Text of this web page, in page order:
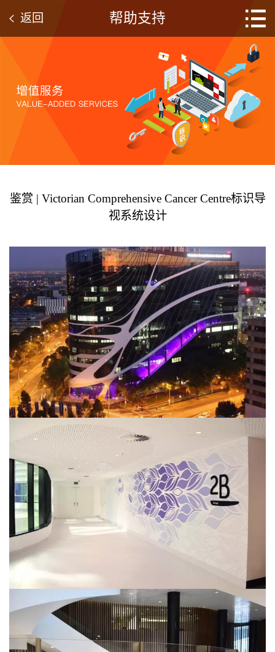
帮助支持
返回
鉴赏 | Victorian Comprehensive Cancer Centre标识导
视系统设计